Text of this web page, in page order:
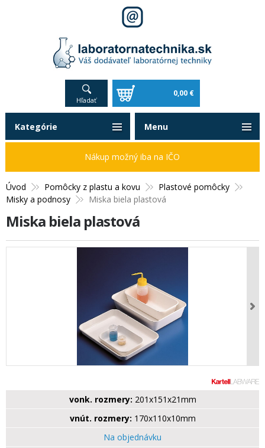
Hľadať
0,00 €
Úvod Pomôcky z plastu a kovu
Plastové pomôcky
Misky a podnosy
Miska biela plastová
Miska biela plastová
vonk. rozmery: 201x151x21mm
vnút. rozmery: 170x110x10mm
Na objednávku
Kategórie
Nákup možný iba na IČO
Menu